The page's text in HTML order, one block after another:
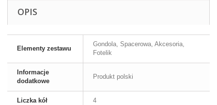
OPIS
Elementy zestawu
Gondola, Spacerowa, Akcesoria,
Fotelik
Informacje
dodatkowe
Produkt polski
Liczka kół 4